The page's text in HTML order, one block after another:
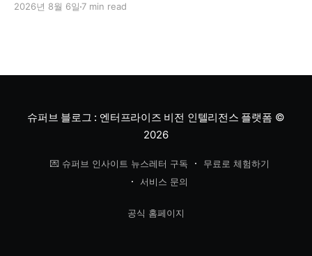
리했습니다.
2026년 8월 6일 7 min read
슈퍼브 블로그 : 엔터프라이즈 비전 인텔리전스 플랫폼 ©
2026
💌 슈퍼브 인사이트 뉴스레터 구독
무료로 체험하기
서비스 문의
공식 홈페이지